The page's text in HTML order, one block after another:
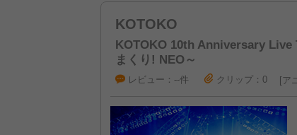
KOTOKO
KOTOKO 10th Anniversary Live
まくり! NEO～
レビュー：--件 クリップ：0 ア